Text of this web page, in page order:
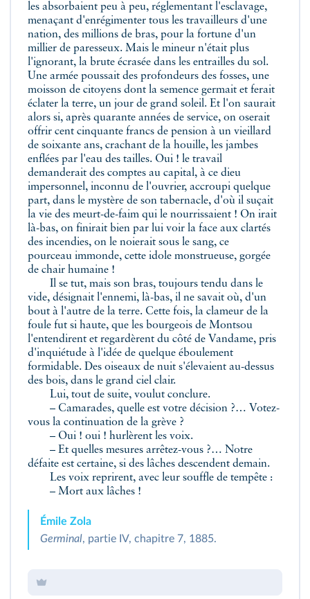
les absorbaient peu à peu, réglementant l'esclavage,
menaçant d'enrégimenter tous les travailleurs d'une
nation, des millions de bras, pour la fortune d'un
millier de paresseux. Mais le mineur n'était plus
l'ignorant, la brute écrasée dans les entrailles du sol.
Une armée poussait des profondeurs des fosses, une
moisson de citoyens dont la semence germait et ferait
éclater la terre, un jour de grand soleil. Et l'on saurait
alors si, après quarante années de service, on oserait
offrir cent cinquante francs de pension à un vieillard
de soixante ans, crachant de la houille, les jambes
enflées par l'eau des tailles. Oui ! le travail
demanderait des comptes au capital, à ce dieu
impersonnel, inconnu de l'ouvrier, accroupi quelque
part, dans le mystère de son tabernacle, d'où il suçait
la vie des meurt-de-faim qui le nourrissaient ! On irait
là-bas, on finirait bien par lui voir la face aux clartés
des incendies, on le noierait sous le sang, ce
pourceau immonde, cette idole monstrueuse, gorgée
de chair humaine !
Il se tut, mais son bras, toujours tendu dans le
vide, désignait l'ennemi, là-bas, il ne savait où, d'un
bout à l'autre de la terre. Cette fois, la clameur de la
foule fut si haute, que les bourgeois de Montsou
l'entendirent et regardèrent du côté de Vandame, pris
d'inquiétude à l'idée de quelque éboulement
formidable. Des oiseaux de nuit s'élevaient au-dessus
des bois, dans le grand ciel clair.
Lui, tout de suite, voulut conclure.
– Camarades, quelle est votre décision ?… Votez-
vous la continuation de la grève ?
– Oui ! oui ! hurlèrent les voix.
– Et quelles mesures arrêtez-vous ?… Notre
défaite est certaine, si des lâches descendent demain.
Les voix reprirent, avec leur souffle de tempête :
– Mort aux lâches !
Émile Zola
Germinal, partie IV, chapitre 7, 1885.